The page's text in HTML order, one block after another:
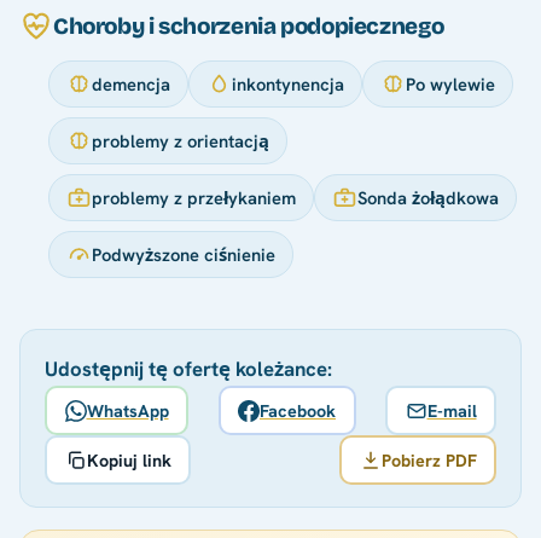
Choroby i schorzenia podopiecznego
demencja inkontynencja Po wylewie
problemy z orientacją
problemy z przełykaniem Sonda żołądkowa
Podwyższone ciśnienie
Udostępnij tę ofertę koleżance:
WhatsApp Facebook E-mail
Kopiuj link Pobierz PDF